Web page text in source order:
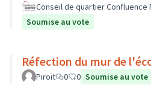
Conseil de quartier Confluence
Soumise au vote
Réfection du mur de
Piroit 0 0 Soumise au vote